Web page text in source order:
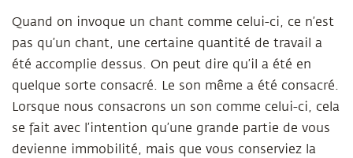
Quand on invoque un chant comme celui-ci, ce n’est
pas qu’un chant, une certaine quantité de travail a
été accomplie dessus. On peut dire qu’il a été en
quelque sorte consacré. Le son même a été consacré.
Lorsque nous consacrons un son comme celui-ci, cela
se fait avec l’intention qu’une grande partie de vous
devienne immobilité, mais que vous conserviez la